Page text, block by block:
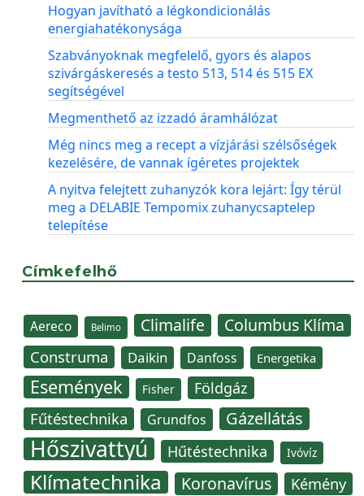
Hogyan javítható a légkondicionálás
energiahatékonysága
Szabványoknak megfelelő, gyors és alapos
szivárgáskeresés a testo 513, 514 és 515 EX
segítségével
Megmenthető az izzadó áramhálózat
Még nincs meg a recept a vízjárási szélsőségek
kezelésére, de vannak ígéretes projektek
A nyitva felejtett zuhanyzók kora lejárt: Így térül
meg a DELABIE Tempomix zuhanycsaptelep
telepítése
Címkefelhő
Aereco Belimo Climalife Columbus Klíma
Construma Daikin Danfoss Energetika
Események Fisher Földgáz
Fűtéstechnika Grundfos Gázellátás
Hőszivattyú Hűtéstechnika Ivóvíz
Klímatechnika Koronavírus Kémény